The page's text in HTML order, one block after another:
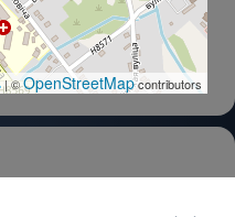
| ©OpenStreetMapcontributors